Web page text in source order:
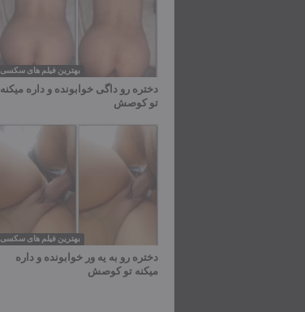
بهترین فیلم های سکسی
دختره رو داگی خوابونده و داره میکنه
تو کوصش
بهترین فیلم های سکسی
دختره رو به یه ور خوابونده و داره
میکنه تو کوصش